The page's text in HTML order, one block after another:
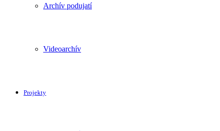
Archív podujatí
Videoarchív
Projekty